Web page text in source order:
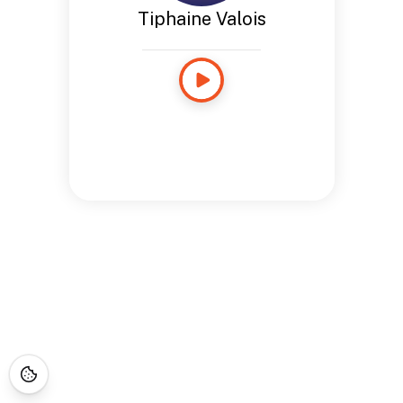
Tiphaine Valois